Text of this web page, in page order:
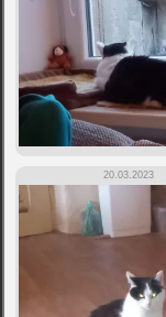
20.03.2023